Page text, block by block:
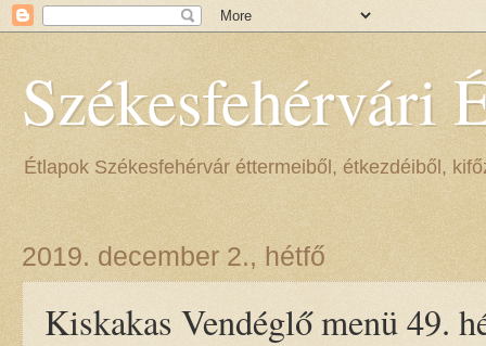
Székesfehérvári
Étlapok Székesfehérvár éttermeiből, étkezdéiből,
2019. december 2., hétfő
Kiskakas Vendéglő menü 49.